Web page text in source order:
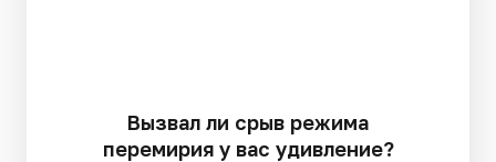
Вызвал ли срыв режима
перемирия у вас удивление?